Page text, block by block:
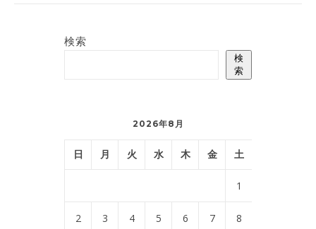
検索
検
索
2026年8月
日 月 火 水 木 金 土
1
2 3 4 5 6 7 8